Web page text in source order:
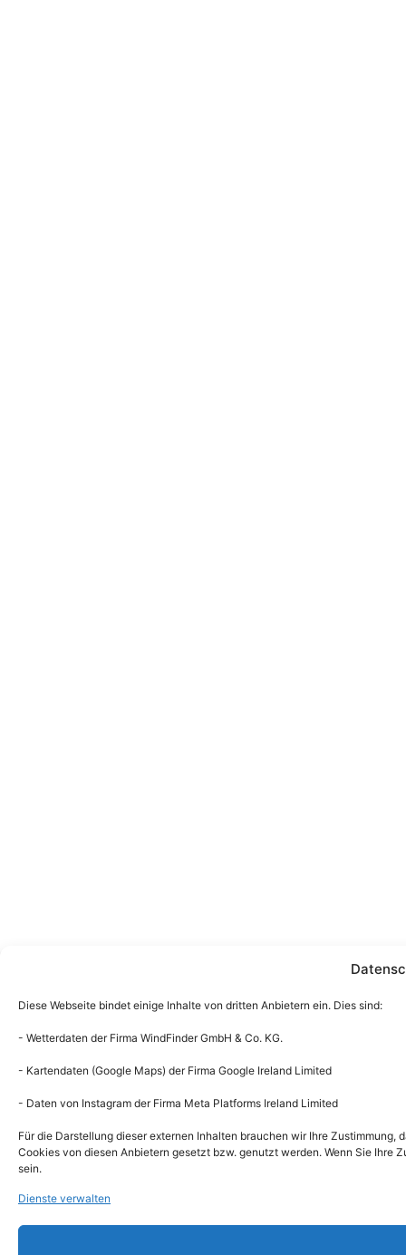
Diese Webseite bindet einige Inhalte von dritten Anbietern ein. Dies sind:
- Wetterdaten der Firma WindFinder GmbH & Co. KG.
- Kartendaten (Google Maps) der Firma Google Ireland Limited
- Daten von Instagram der Firma Meta Platforms Ireland Limited
Für die Darstellung dieser externen Inhalten brauchen wir Ihre
Cookies von diesen Anbietern gesetzt bzw. genutzt werden. Wenn Sie
sein.
Dienste verwalten